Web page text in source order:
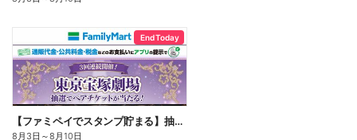
End Today
【ファミペイでスタンプ貯まる】抽選でペアチケットが当たる!
8月3日 ～8月10日